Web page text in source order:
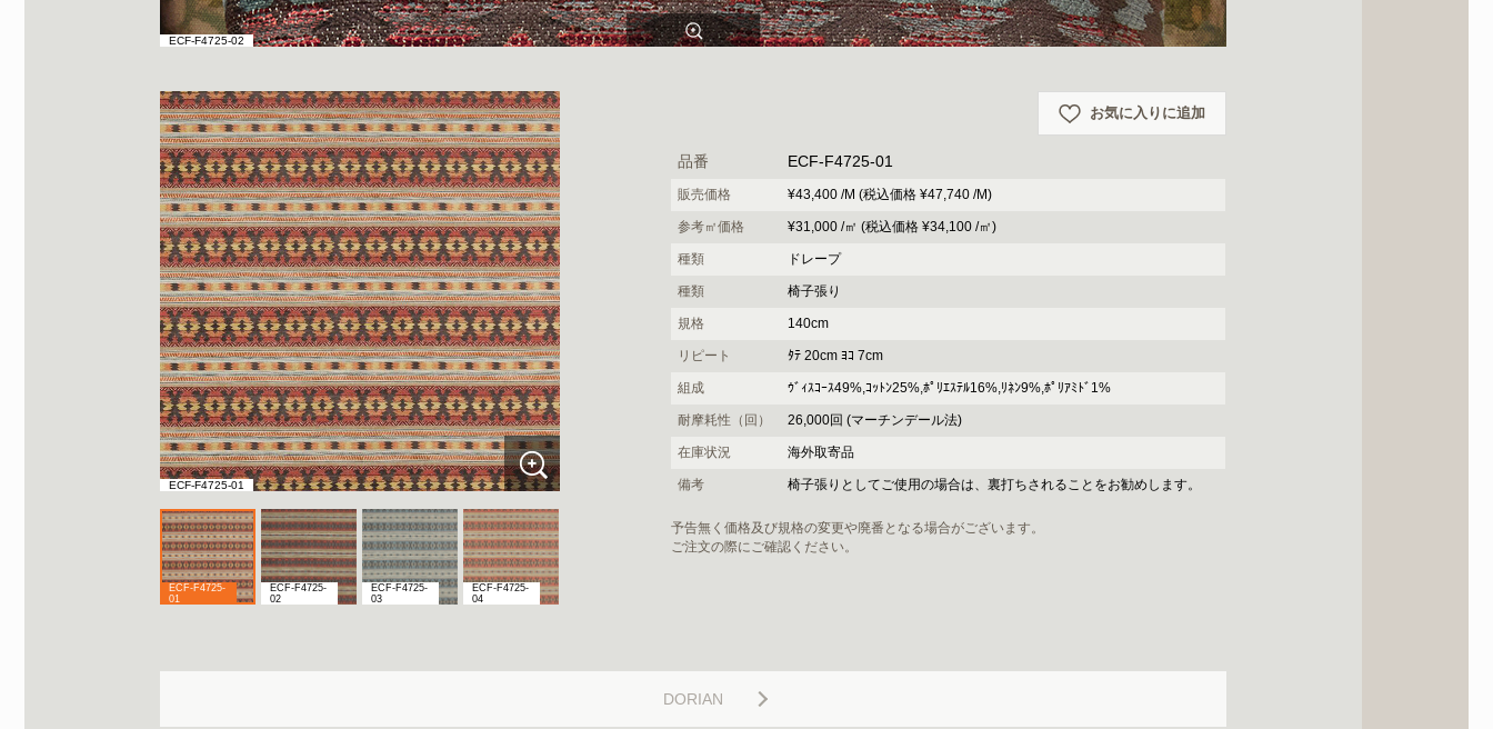
ECF-F4725-02
ECF-F4725-01
ECF-F4725-
01
ECF-F4725-
02
ECF-F4725-
03
ECF-F4725-
04
お気に入りに追加
品番 ECF-F4725-01
販売価格 ¥43,400 /M (税込価格 ¥47,740 /M)
参考㎡価格 ¥31,000 /㎡ (税込価格 ¥34,100 /㎡)
種類 ドレープ
種類 椅子張り
規格 140cm
リピート ﾀﾃ 20cm ﾖｺ 7cm
組成 ｳﾞｨｽｺｰｽ49%,ｺｯﾄﾝ25%,ﾎﾟﾘｴｽﾃﾙ16%,ﾘﾈﾝ9%,ﾎﾟﾘｱﾐﾄﾞ1%
耐摩耗性（回） 26,000回 (マーチンデール法)
在庫状況 海外取寄品
備考 椅子張りとしてご使用の場合は、裏打ちされることをお勧めします。
予告無く価格及び規格の変更や廃番となる場合がございます。
ご注文の際にご確認ください。
DORIAN